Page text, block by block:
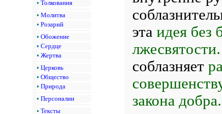
• Толкования
• Молитва
• Розарий
• Обожение
• Сердце
• Жертва
• Церковь
• Общество
• Природа
• Персоналии
• Тексты
эта идея без
соблазняет
закона